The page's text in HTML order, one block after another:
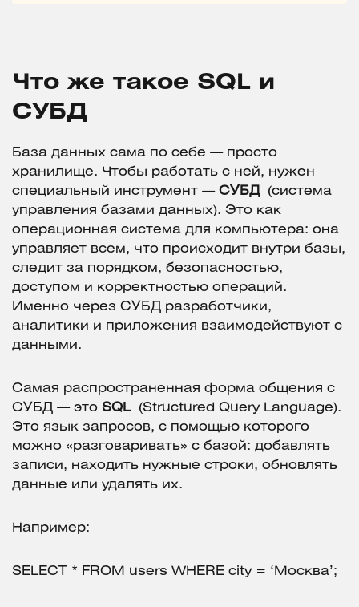
Что же такое SQL и
СУБД
База данных сама по себе — просто
хранилище. Чтобы работать с ней, нужен
специальный инструмент — СУБД
(система
управления базами данных). Это как
операционная система для компьютера: она
управляет всем, что происходит внутри базы,
следит за порядком, безопасностью,
доступом и корректностью операций.
Именно через СУБД разработчики,
аналитики и приложения взаимодействуют с
данными.
Самая распространенная форма общения с
СУБД — это SQL
(Structured Query Language).
Это язык запросов, с помощью которого
можно «разговаривать» с базой: добавлять
записи, находить нужные строки, обновлять
данные или удалять их.
Например:
SELECT * FROM users WHERE city = ‘Москва’;